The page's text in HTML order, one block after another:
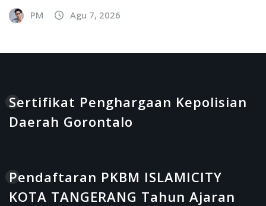
PM Agu 7, 2026
Sertifikat Penghargaan Kepolisian
Daerah Gorontalo
Pendaftaran PKBM ISLAMICITY
KOTA TANGERANG Tahun Ajaran